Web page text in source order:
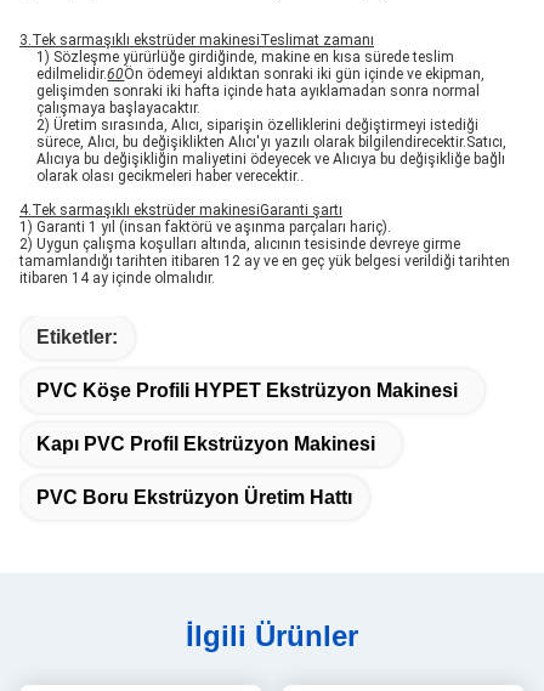
3.Tek sarmaşıklı ekstrüder makinesiTeslimat zamanı
1) Sözleşme yürürlüğe girdiğinde, makine en kısa sürede teslim
edilmelidir.60Ön ödemeyi aldıktan sonraki iki gün içinde ve ekipman,
gelişimden sonraki iki hafta içinde hata ayıklamadan sonra normal
çalışmaya başlayacaktır.
2) Üretim sırasında, Alıcı, siparişin özelliklerini değiştirmeyi istediği
sürece, Alıcı, bu değişiklikten Alıcı'yı yazılı olarak bilgilendirecektir.Satıcı,
Alıcıya bu değişikliğin maliyetini ödeyecek ve Alıcıya bu değişikliğe bağlı
olarak olası gecikmeleri haber verecektir..
4.Tek sarmaşıklı ekstrüder makinesiGaranti şartı
1) Garanti 1 yıl (insan faktörü ve aşınma parçaları hariç).
2) Uygun çalışma koşulları altında, alıcının tesisinde devreye girme
tamamlandığı tarihten itibaren 12 ay ve en geç yük belgesi verildiği tarihten
itibaren 14 ay içinde olmalıdır.
Etiketler:
PVC Köşe Profili HYPET Ekstrüzyon Makinesi
Kapı PVC Profil Ekstrüzyon Makinesi
PVC Boru Ekstrüzyon Üretim Hattı
İlgili Ürünler